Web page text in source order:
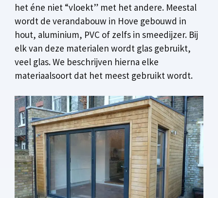
het éne niet “vloekt” met het andere. Meestal
wordt de verandabouw in Hove gebouwd in
hout, aluminium, PVC of zelfs in smeedijzer. Bij
elk van deze materialen wordt glas gebruikt,
veel glas. We beschrijven hierna elke
materiaalsoort dat het meest gebruikt wordt.